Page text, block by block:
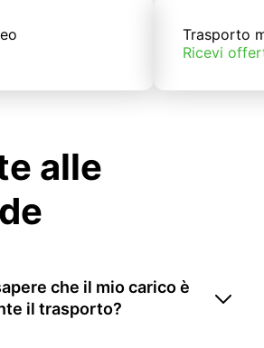
Trasporto
Ricevi
alle
che il mio carico è
il trasporto?